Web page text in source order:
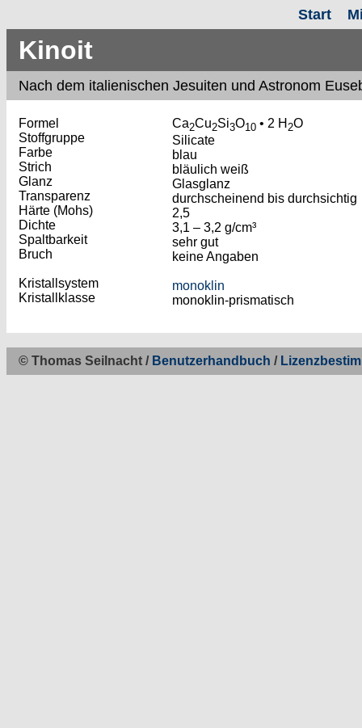
Start
Kinoit
Nach dem italienischen Jesuiten und Astronom
Formel
Stoffgruppe
Farbe
Strich
Glanz
Transparenz
Härte (Mohs)
Dichte
Spaltbarkeit
Bruch
Kristallsystem
Kristallklasse
Ca2Cu2Si3O10 • 2 H 2O
Silicate
blau
bläulich weiß
Glasglanz
durchscheinend bis durchsichtig
2,5
3,1 – 3,2 g/cm³
sehr gut
keine Angaben
monoklin
monoklin-prismatisch
© Thomas Seilnacht / Benutzerhandbuch /